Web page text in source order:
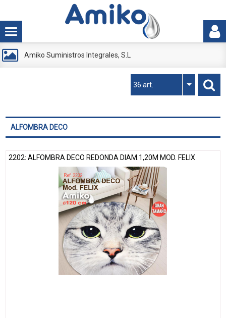
Amiko Suministros Integrales, S.L
36 art.
ALFOMBRA DECO
2202: ALFOMBRA DECO REDONDA DIAM.1,20M MOD. FELIX